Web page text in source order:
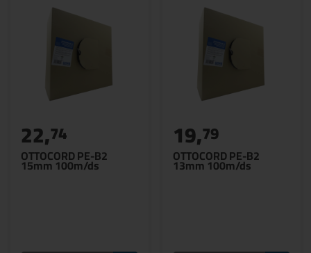
OTTOCORD PE-B2
15mm 100m/ds
22,74
OTTOCORD PE-B2
13mm 100m/ds
19,79